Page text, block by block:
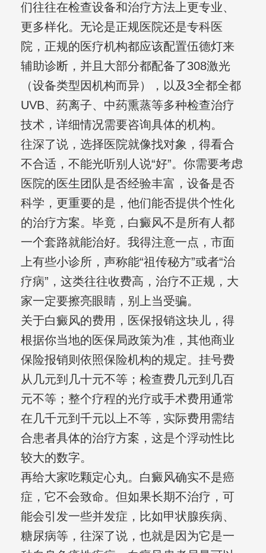
们往往在检查设备和治疗方法上更专业、
更多样化。无论是正规医院还是专科医
院，正规的医疗机构都应该配置伍德灯来
辅助诊断，并且大部分都配备了308激光
（设备类型因机构而异），以及3全都全都
UVB、药离子、中药熏蒸等多种检查治疗
技术，详细情况需要咨询具体的机构。
往深了说，选择医院就像找对象，得看合
不合适，不能光听别人说“好”。你需要考虑
医院的医生团队是否经验丰富，设备是否
科学，更重要的是，他们能否提供个性化
的治疗方案。毕竟，白癜风不是所有人都
一个套路就能治好。我得注意一点，市面
上有些小诊所，声称能“祖传秘方”或者“治
疗病”，这类往往收费高，治疗不正规，大
家一定要擦亮眼睛，别上当受骗。
关于白癜风的费用，医保报销这块儿，得
根据你当地的医保局政策为准，其他商业
保险报销则依照保险机构的规定。挂号费
从几元到几十元不等；检查费几元到几百
元不等；整个疗程的光疗或手术费用通常
在几千元到千元以上不等，实际费用需结
合患者具体的治疗方案，这是个浮动性比
较大的数字。
再给大家吃颗定心丸。白癜风确实不是癌
症，它不会致命。但如果长期不治疗，可
能会引发一些并发症，比如甲状腺疾病、
糖尿病等，往深了说，也就是因为它是一